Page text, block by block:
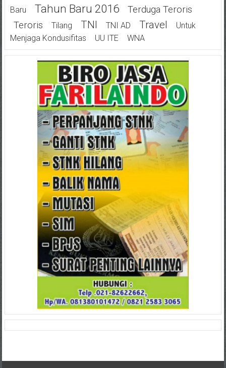
Baru
Tahun Baru 2016
Terduga Teroris
Teroris
Tilang TNI TNI AD Travel
Untuk
Menjaga Kondusifitas
UU ITE WNA